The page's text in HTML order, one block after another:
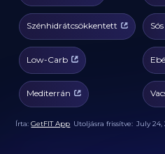
Szénhidrátcsökkentett Sós
Low-Carb
Mediterrán
Írta:GetFIT App Utoljásra frissítve: July 24,